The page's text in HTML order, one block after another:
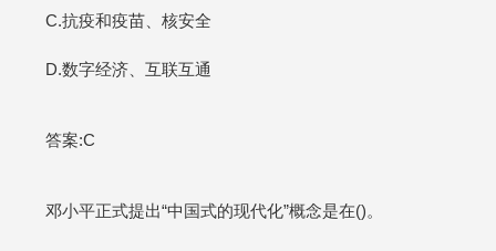
C.抗疫和疫苗、核安全
D.数字经济、互联互通
答案:C
邓小平正式提出“中国式的现代化”概念是在()。